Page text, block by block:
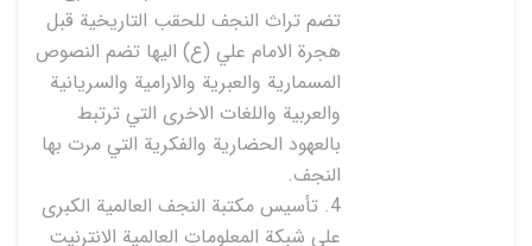
تضم تراث النجف للحقب التاريخية قبل
هجرة الامام علي (ع) اليها تضم النصوص
المسمارية والعبرية والارامية والسريانية
والعربية واللغات الاخرى التي ترتبط
بالعهود الحضارية والفكرية التي مرت بها
النجف.
4. تأسيس مكتبة النجف العالمية الكبرى
على شبكة المعلومات العالمية الانترنيت